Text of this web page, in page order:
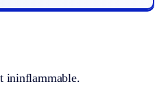
ininflammable.